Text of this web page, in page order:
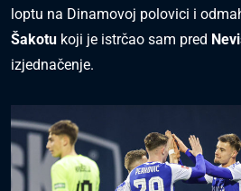
loptu na Dinamovoj polovici i
Šakotu koji je istrčao sam pred
izjednačenje.